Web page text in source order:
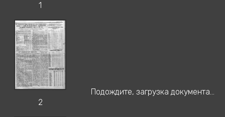
1
2
Подождите, загрузка документа...